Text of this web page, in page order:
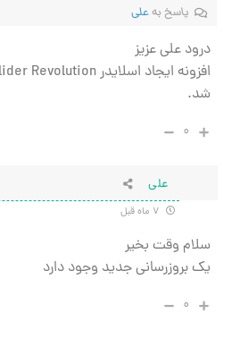
پاسخ بهعلی
درود علی عزیز
شد.
۰
علی
سلام وقت بخیر
یک بروزرسانی جدید وجود دارد
۰